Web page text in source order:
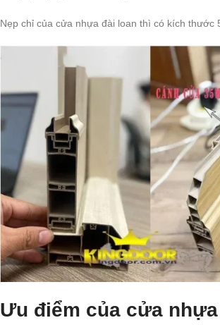
Nẹp chỉ của cửa nhựa đài loan thì có kích thước
Ưu điểm của cửa nhựa